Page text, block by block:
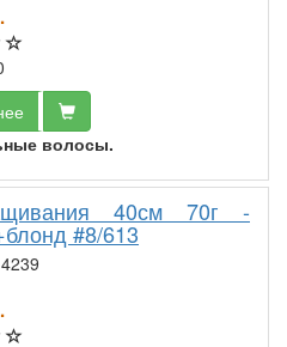
волосы.
40см 70г -
#8/613
4239